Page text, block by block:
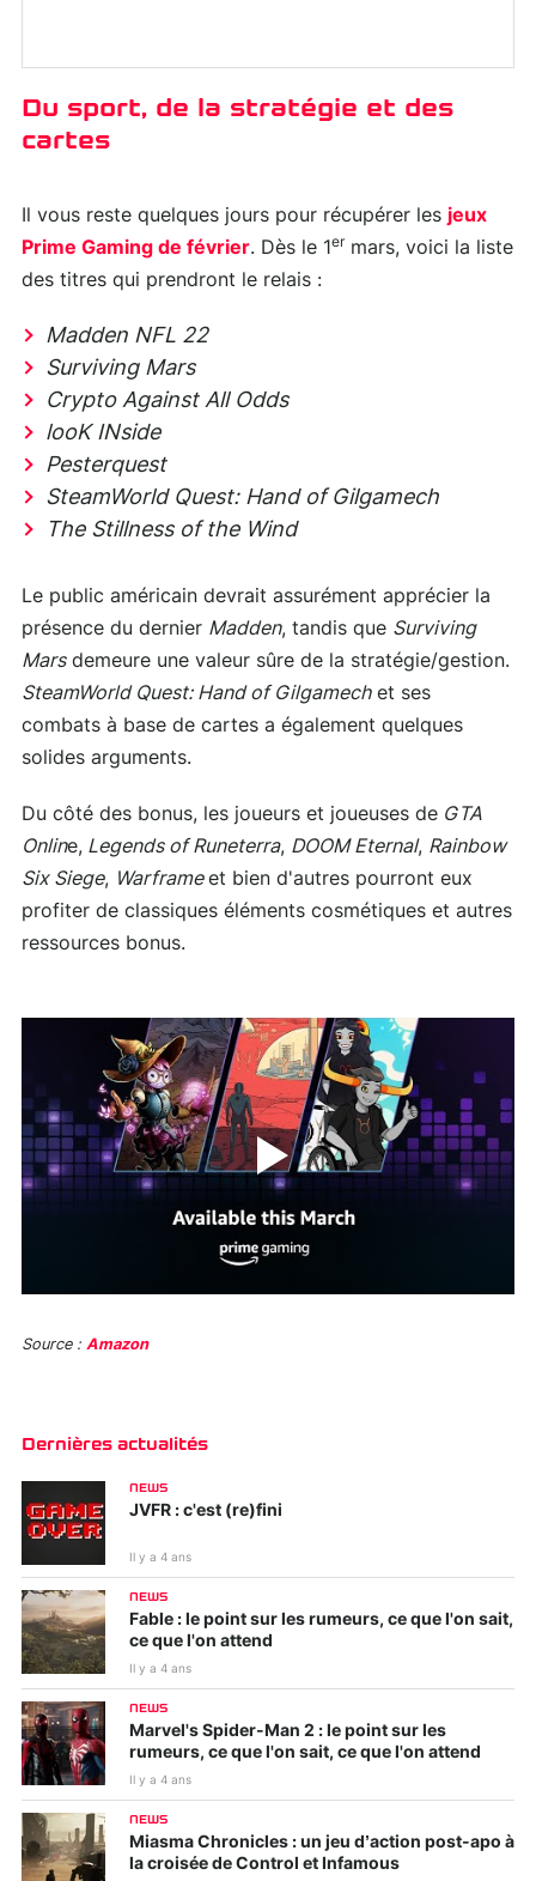
Du sport, de la stratégie et des
cartes
Il vous reste quelques jours pour récupérer les jeux
Prime Gaming de février. Dès le 1er mars, voici la liste
des titres qui prendront le relais :
Madden NFL 22
Surviving Mars
Crypto Against All Odds
looK INside
Pesterquest
SteamWorld Quest: Hand of Gilgamech
The Stillness of the Wind
Le public américain devrait assurément apprécier la
présence du dernier Madden, tandis que Surviving
Marsdemeure une valeur sûre de la stratégie/gestion.
SteamWorld Quest: Hand of Gilgamechet ses
combats à base de cartes a également quelques
solides arguments.
Du côté des bonus, les joueurs et joueuses de GTA
Online, Legends of Runeterra, DOOM Eternal, Rainbow
Six Siege, Warframeet bien d'autres pourront eux
profiter de classiques éléments cosmétiques et autres
ressources bonus.
Source : Amazon
Dernières actualités
NEWS
JVFR : c'est (re)fini
Il y a 4 ans
NEWS
Fable : le point sur les rumeurs, ce que l'on sait,
ce que l'on attend
Il y a 4 ans
NEWS
Marvel's Spider-Man 2 : le point sur les
rumeurs, ce que l'on sait, ce que l'on attend
Il y a 4 ans
NEWS
Miasma Chronicles : un jeu d’action post-apo à
la croisée de Control et Infamous